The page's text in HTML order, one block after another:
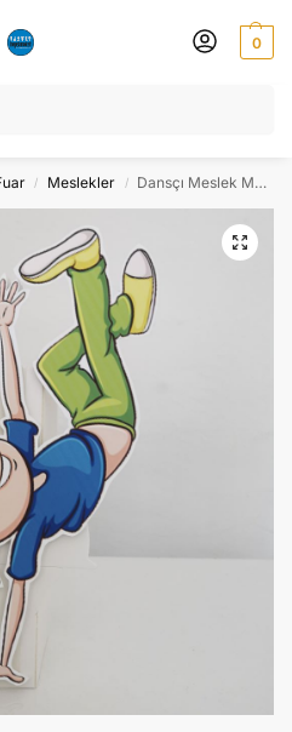
0
TEMMUZ TARİHLERİ ARASINDA
/ Meslekler / Dansçı Meslek Maketi Dekor Pano – Süs